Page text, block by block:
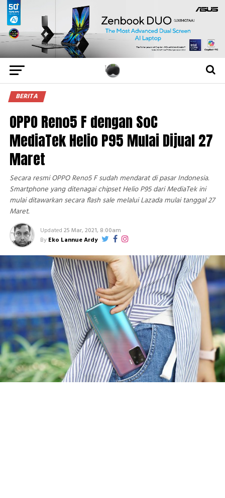
BERITA
OPPO Reno5 F dengan SoC
MediaTek Helio P95 Mulai Dijual 27
Maret
Secara resmi OPPO Reno5 F sudah mendarat di pasar Indonesia.
Smartphone yang ditenagai chipset Helio P95 dari MediaTek ini
mulai ditawarkan secara flash sale melalui Lazada mulai tanggal 27
Maret.
Updated 25 Mar, 2021, 8:00am
By Eko Lannue Ardy